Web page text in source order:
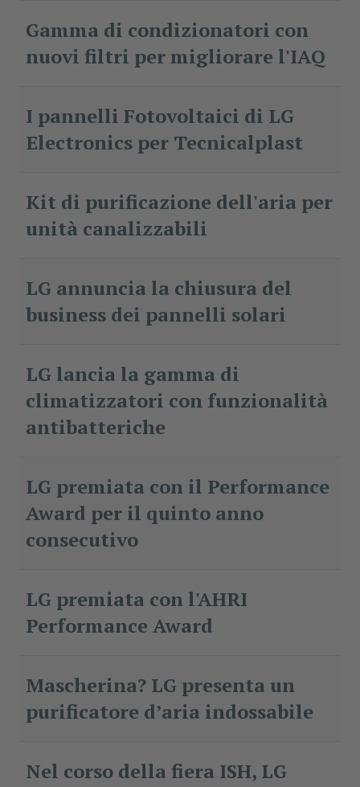
Gamma di condizionatori con
nuovi filtri per migliorare l'IAQ
I pannelli Fotovoltaici di LG
Electronics per Tecnicalplast
Kit di purificazione dell'aria per
unità canalizzabili
LG annuncia la chiusura del
business dei pannelli solari
LG lancia la gamma di
climatizzatori con funzionalità
antibatteriche
LG premiata con il Performance
Award per il quinto anno
consecutivo
LG premiata con l'AHRI
Performance Award
Mascherina? LG presenta un
purificatore d’aria indossabile
Nel corso della fiera ISH, LG